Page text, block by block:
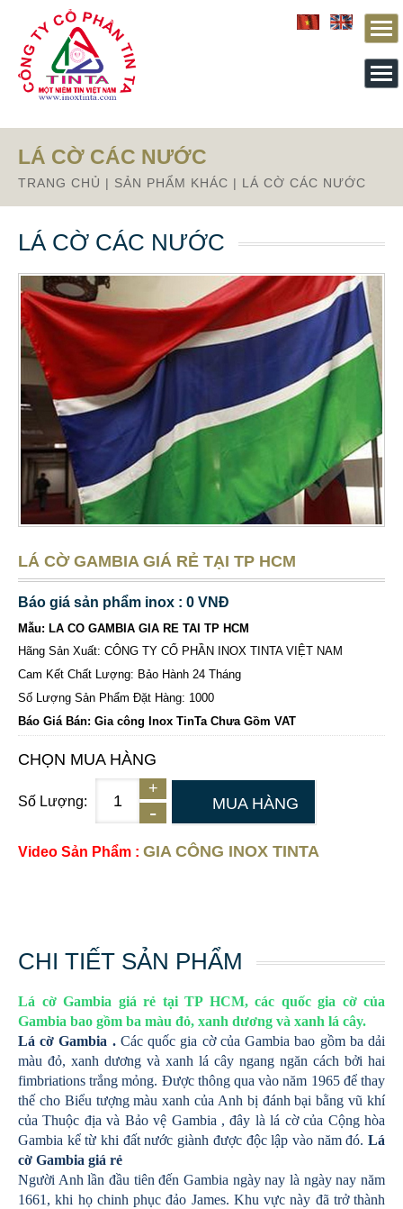
Từ mục này trở xuống là mã nguồn Zalo
LÁ CỜ CÁC NƯỚC
TRANG CHỦ | SẢN PHẨM KHÁC | LÁ CỜ CÁC NƯỚC
LÁ CỜ CÁC NƯỚC
LÁ CỜ GAMBIA GIÁ RẺ TẠI TP HCM
Báo giá sản phẩm inox : 0 VNĐ
Mẫu: LA CO GAMBIA GIA RE TAI TP HCM
Hãng Sản Xuất: CÔNG TY CỔ PHẦN INOX TINTA VIỆT NAM
Cam Kết Chất Lượng: Bảo Hành 24 Tháng
Số Lượng Sản Phẩm Đặt Hàng: 1000
Báo Giá Bán: Gia công Inox TinTa Chưa Gồm VAT
CHỌN MUA HÀNG
Số Lượng: MUA HÀNG
Video Sản Phẩm : GIA CÔNG INOX TINTA
CHI TIẾT SẢN PHẨM
Lá cờ Gambia giá rẻ tại TP HCM, các quốc gia cờ của
Gambia bao gồm ba màu đỏ, xanh dương và xanh lá cây.
Lá cờ Gambia .Các quốc gia cờ của Gambia bao gồm ba dải
màu đỏ, xanh dương và xanh lá cây ngang ngăn cách bởi hai
fimbriations trắng mỏng. Được thông qua vào năm 1965 để thay
thế cho Biểu tượng màu xanh của Anh bị đánh bại bằng vũ khí
của Thuộc địa và Bảo vệ Gambia , đây là lá cờ của Cộng hòa
Gambia kể từ khi đất nước giành được độc lập vào năm đó. Lá
cờ Gambia giá rẻ
Người Anh lần đầu tiên đến Gambia ngày nay là ngày nay năm
1661, khi họ chinh phục đảo James. Khu vực này đã trở thành